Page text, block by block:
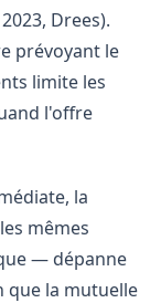
Drees).
prévoyant le
limite les
l'offre
la
mêmes
— dépanne
que la mutuelle